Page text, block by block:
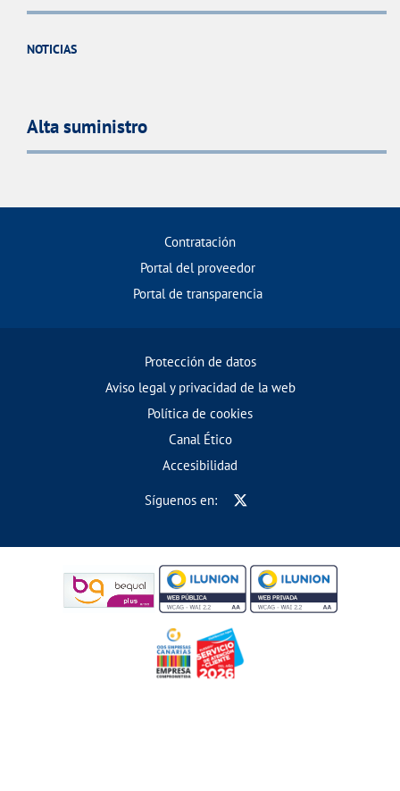
NOTICIAS
Alta suministro
Contratación
Portal del proveedor
Portal de transparencia
Protección de datos
Aviso legal y privacidad de la web
Política de cookies
Canal Ético
Accesibilidad
Síguenos en: